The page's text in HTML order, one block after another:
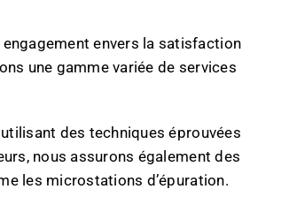
engagement envers la satisfaction
une gamme variée de services
des techniques éprouvées
nous assurons également des
les microstations d’épuration.